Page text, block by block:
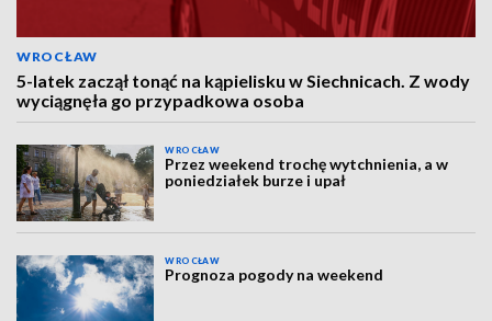
WROCŁAW
5-latek zaczął tonąć na kąpielisku w Siechnicach. Z wody
wyciągnęła go przypadkowa osoba
WROCŁAW
Przez weekend trochę wytchnienia, a w
poniedziałek burze i upał
WROCŁAW
Prognoza pogody na weekend